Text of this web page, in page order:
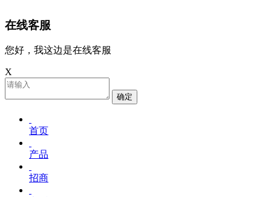
在线客服
您好，我这边是在线客服
X
确定
首页
产品
招商